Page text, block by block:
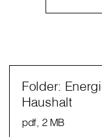
Folder:
Haushalt
pdf, 2 MB